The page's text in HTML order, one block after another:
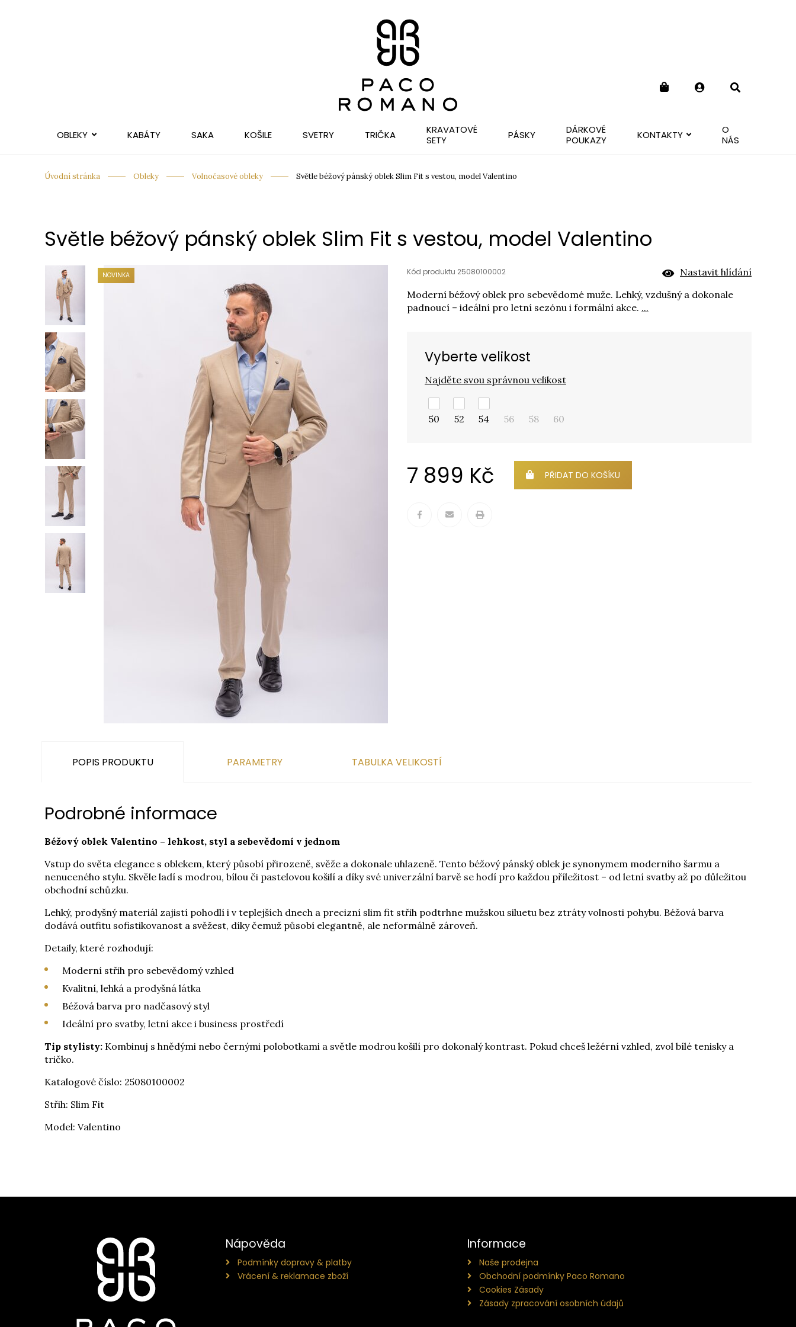
OBLEKY KABÁTY SAKA KOŠILE SVETRY TRIČKA
KRAVATOVÉ
SETY
PÁSKY
DÁRKOVÉ
POUKAZY
KONTAKTY
O
NÁS
Úvodní stránka Obleky Volnočasové obleky Světle béžový pánský oblek Slim Fit s vestou, model Valentino
Světle béžový pánský oblek Slim Fit s vestou, model Valentino
NOVINKA Kód produktu 25080100002
Nastavit hlídání
Moderní béžový oblek pro sebevědomé muže. Lehký, vzdušný a dokonale
padnoucí – ideální pro letní sezónu i formální akce. ...
Vyberte velikost
Najděte svou správnou velikost
50 52 54 56 58 60
7 899 Kč PŘIDAT DO KOŠÍKU
POPIS PRODUKTU PARAMETRY TABULKA VELIKOSTÍ
Podrobné informace
Béžový oblek Valentino – lehkost, styl a sebevědomí v jednom
Vstup do světa elegance s oblekem, který působí přirozeně, svěže a dokonale uhlazeně. Tento béžový pánský oblek je synonymem moderního šarmu a
nenuceného stylu. Skvěle ladí s modrou, bílou či pastelovou košilí a díky své univerzální barvě se hodí pro každou příležitost – od letní svatby až po důležitou
obchodní schůzku.
Lehký, prodyšný materiál zajistí pohodlí i v teplejších dnech a precizní slim fit střih podtrhne mužskou siluetu bez ztráty volnosti pohybu. Béžová barva
dodává outfitu sofistikovanost a svěžest, díky čemuž působí elegantně, ale neformálně zároveň.
Detaily, které rozhodují:
Moderní střih pro sebevědomý vzhled
Kvalitní, lehká a prodyšná látka
Béžová barva pro nadčasový styl
Ideální pro svatby, letní akce i business prostředí
Tip stylisty: Kombinuj s hnědými nebo černými polobotkami a světle modrou košilí pro dokonalý kontrast. Pokud chceš ležérní vzhled, zvol bílé tenisky a
tričko.
Katalogové číslo: 25080100002
Střih: Slim Fit
Model: Valentino
Nápověda
Podmínky dopravy & platby
Vrácení & reklamace zboží
Informace
Naše prodejna
Obchodní podmínky Paco Romano
Cookies Zásady
Zásady zpracování osobních údajů